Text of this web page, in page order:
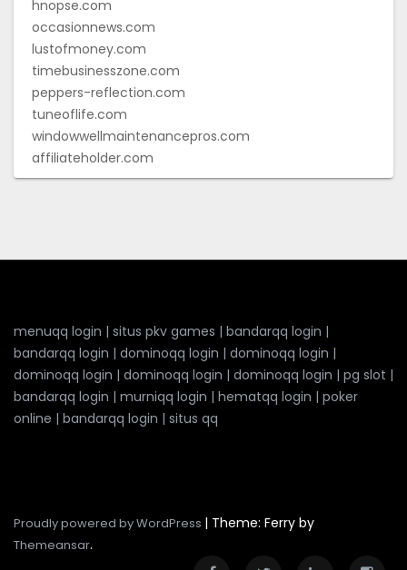
hnopse.com
occasionnews.com
lustofmoney.com
timebusinesszone.com
peppers-reflection.com
tuneoflife.com
windowwellmaintenancepros.com
affiliateholder.com
menuqq login | situs pkv games | bandarqq login |
bandarqq login | dominoqq login | dominoqq login |
dominoqq login | dominoqq login | dominoqq login | pg slot |
bandarqq login | murniqq login | hematqq login | poker
online | bandarqq login | situs qq
Proudly powered by WordPress | Theme: Ferry by
Themeansar.